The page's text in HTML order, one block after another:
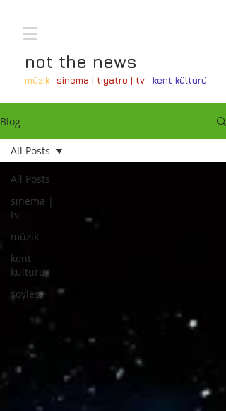
not the news
müzik sinema | tiyatro | tv kent kültürü
Blog
All Posts
sinema |
tv
müzik
kent
kültürü
söyleşi
All Posts